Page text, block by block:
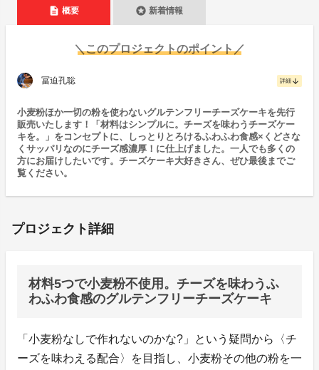
description 概要 stars 新着情報
＼このプロジェクトのポイント／
冨迫孔聡 詳細 arrow_downward
小麦粉ほか一切の粉を使わないグルテンフリーチーズケーキを先行
販売いたします！「材料はシンプルに。チーズを味わうチーズケー
キを。」をコンセプトに、しっとりとろけるふわふわ食感×くどさな
くサッパリなのにチーズ感濃厚！に仕上げました。一人でも多くの
方にお届けしたいです。チーズケーキ大好きさん、ぜひ最後までご
覧ください。
プロジェクト詳細
材料5つで小麦粉不使用。チーズを味わうふ
わふわ食感のグルテンフリーチーズケーキ
「小麦粉なしで作れないのかな?」という疑問から〈チ
ーズを味わえる配合〉を目指し、小麦粉その他の粉を一